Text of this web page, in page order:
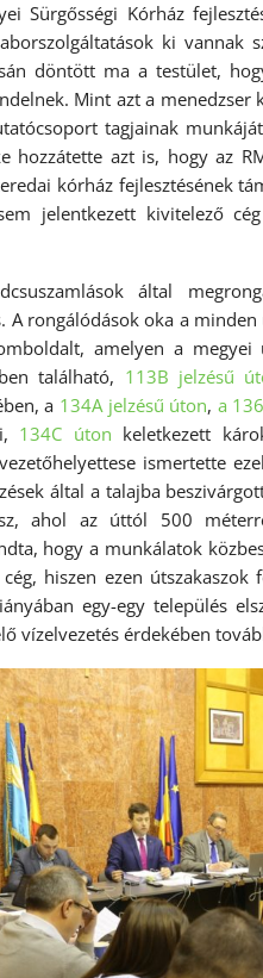
Sürgősségi Kórház
ki vannak
döntött ma a testület,
Mint azt a
tagjainak
hozzátette azt is, hogy az
kórház fejlesztésének
jelentkezett kivitelező
által
A rongálódások oka a
amelyen a megyei
található, 113B jelzésű
a 134A jelzésű úton, a
134C úton keletkezett
ismertette
által a talajba
ahol az úttól 500
hogy a munkálatok
hiszen ezen
egy-egy település
vízelvezetés érdekében